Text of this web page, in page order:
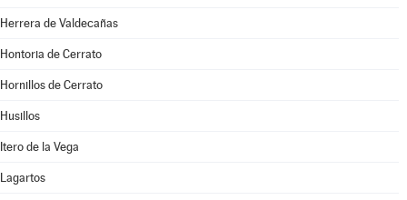
Herrera de Valdecañas
Hontoria de Cerrato
Hornillos de Cerrato
Husillos
Itero de la Vega
Lagartos